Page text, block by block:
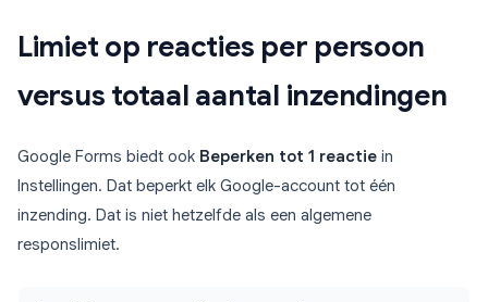
Limiet op reacties per persoon
versus totaal aantal inzendingen
Google Forms biedt ook Beperken tot 1 reactie in
Instellingen. Dat beperkt elk Google-account tot één
inzending. Dat is niet hetzelfde als een algemene
responslimiet.